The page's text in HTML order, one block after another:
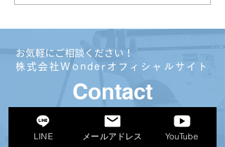
合わせ対応に関するお知
お気軽にご相談ください！
株式会社Wonder オフィシャルサイト
Contact
お問い合わせ
LINE メールアドレス YouTube